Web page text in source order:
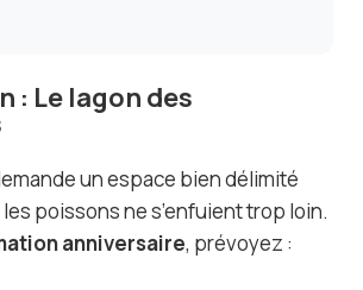
un espace bien délimité
poissons ne s’enfuient trop loin.
anniversaire, prévoyez :